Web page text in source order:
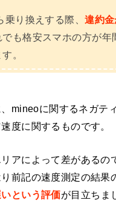
乗り換えする際、違約
も格安スマホの方が年
。
、mineoに関するネガテ
度に関するものです。
アによって差があるの
前記の速度測定の結果
という評価が目立ちま